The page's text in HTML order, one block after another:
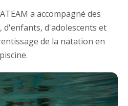
a accompagné des
d'enfants, d'adolescents et
de la natation en
piscine.